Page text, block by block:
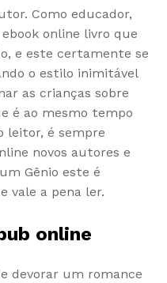
Como educador,
online livro que
e este certamente se
o estilo inimitável
as crianças sobre
é ao mesmo tempo
leitor, é sempre
novos autores e
Gênio este é
vale a pena ler.
online
devorar um romance